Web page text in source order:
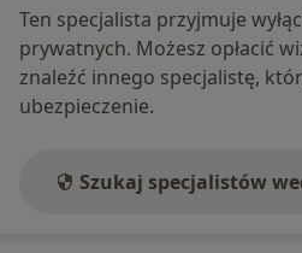
Ten specjalista przyjmuje
prywatnych. Możesz opłacić
znaleźć innego specjalistę,
ubezpieczenie.
Szukaj specjalistów